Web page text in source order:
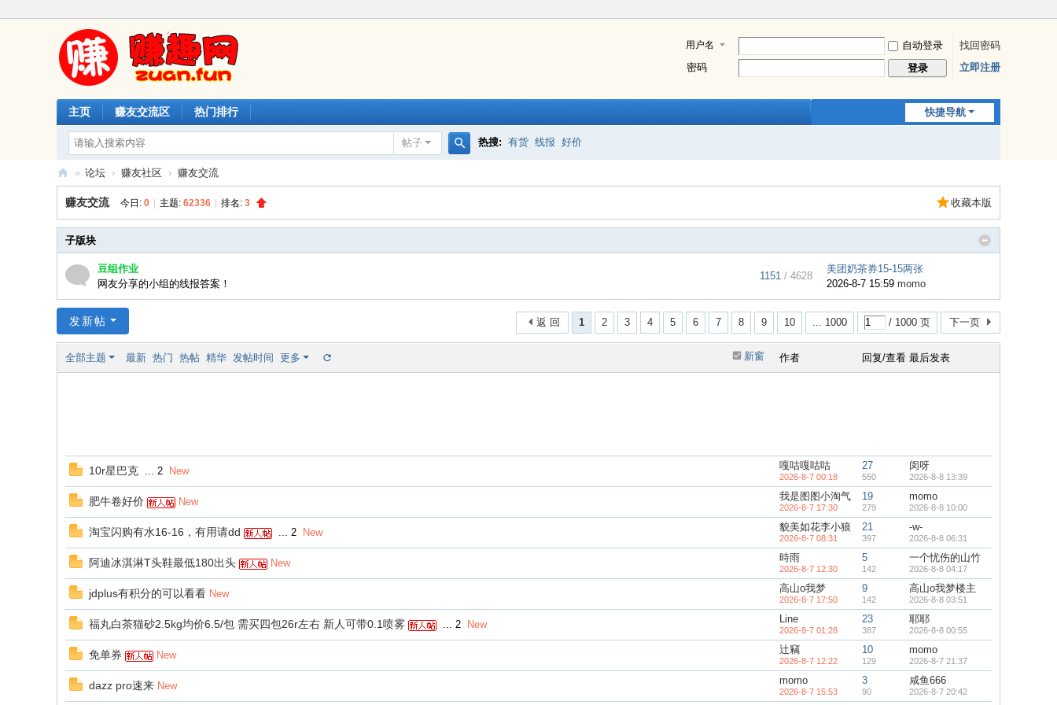
用户名 自动登录
找回密码
密码
登录 立即注册
快捷导航
主页 赚友交流区 热门排行
帖子
索
热搜: 有货 线报 好价
赚
趣
网
» 论坛 › 赚友社区 › 赚友交流
收藏本版
赚友交流 今日: 0 主题: 62336 排名: 3
子版块
豆组作业
网友分享的小组的线报答案！
1151 / 4628
美团奶茶券15-15两张
2026-8-7 15:59 momo
1 2 3 4 5 6 7 8 9 10 ... 1000 / 1000 页 下一页
返 回
发新帖
新窗
全部主题 最新 热门 热帖 精华 发帖时间 更多 作者 回复/查看 最后发表
10r星巴克 ... 2 New 嘎咕嘎咕咕
2026-8-7 00:18
27
550
闵呀
2026-8-8 13:39
肥牛卷好价 New 我是图图小淘气
2026-8-7 17:30
19
279
momo
2026-8-8 10:00
淘宝闪购有水16-16，有用请dd ... 2 New 貌美如花李小狼
2026-8-7 08:31
21
397
-w-
2026-8-8 06:31
阿迪冰淇淋T头鞋最低180出头 New 時雨
2026-8-7 12:30
5
142
一个忧伤的山竹
2026-8-8 04:17
jdplus有积分的可以看看 New 高山o我梦
2026-8-7 17:50
9
142
高山o我梦楼主
2026-8-8 03:51
福丸白茶猫砂2.5kg均价6.5/包 需买四包26r左右 新人可带0.1喷雾 ... 2 New Line
2026-8-7 01:28
23
387
耶耶
2026-8-8 00:55
免单券 New 辻竊
2026-8-7 12:22
10
129
momo
2026-8-7 21:37
dazz pro速来 New momo
2026-8-7 15:53
3
90
咸鱼666
2026-8-7 20:42